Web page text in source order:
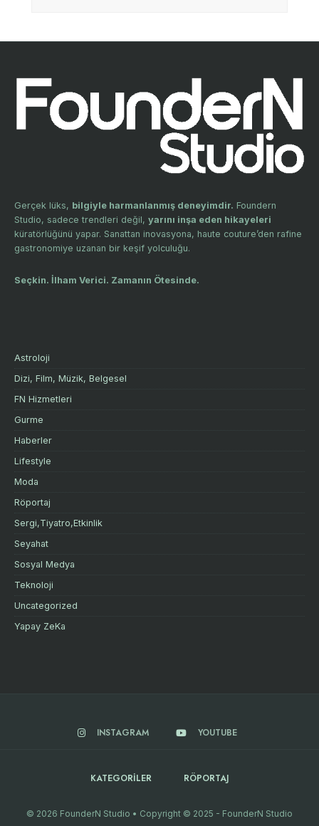
Gerçek lüks, bilgiyle harmanlanmış deneyimdir. Foundern
Studio, sadece trendleri değil, yarını inşa eden hikayeleri
küratörlüğünü yapar. Sanattan inovasyona, haute couture’den rafine
gastronomiye uzanan bir keşif yolculuğu.
Seçkin. İlham Verici. Zamanın Ötesinde.
Astroloji
Dizi, Film, Müzik, Belgesel
FN Hizmetleri
Gurme
Haberler
Lifestyle
Moda
Röportaj
Sergi,Tiyatro,Etkinlik
Seyahat
Sosyal Medya
Teknoloji
Uncategorized
Yapay ZeKa
INSTAGRAM YOUTUBE
KATEGORILER RÖPORTAJ
© 2026 FounderN Studio • Copyright © 2025 - FounderN Studio